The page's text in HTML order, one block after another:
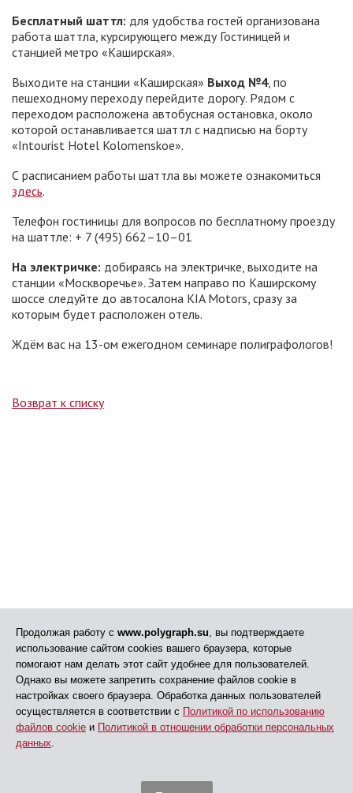
Бесплатный шаттл: для удобства гостей организована
работа шаттла, курсирующего между Гостиницей и
станцией метро «Каширская».
Выходите на станции «Каширская» Выход №4, по
пешеходному переходу перейдите дорогу. Рядом с
переходом расположена автобусная остановка, около
которой останавливается шаттл с надписью на борту
«Intourist Hotel Kolomenskoe».
С расписанием работы шаттла вы можете ознакомиться
здесь.
Телефон гостиницы для вопросов по бесплатному проезду
на шаттле: + 7 (495) 662–10–01
На электричке: добираясь на электричке, выходите на
станции «Москворечье». Затем направо по Каширскому
шоссе следуйте до автосалона KIA Motors, сразу за
которым будет расположен отель.
Ждём вас на 13-ом ежегодном семинаре полиграфологов!
Возврат к списку
Продолжая работу с www.polygraph.su, вы подтверждаете
использование сайтом cookies вашего браузера, которые
помогают нам делать этот сайт удобнее для пользователей.
Однако вы можете запретить сохранение файлов cookie в
настройках своего браузера. Обработка данных пользователей
осуществляется в соответствии с Политикой по использованию
файлов cookie и Политикой в отношении обработки персональных
данных.